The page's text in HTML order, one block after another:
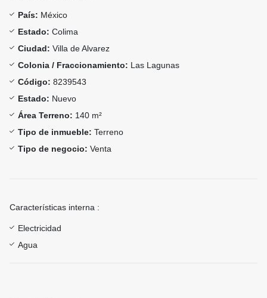
País: México
Estado: Colima
Ciudad: Villa de Alvarez
Colonia / Fraccionamiento: Las Lagunas
Código: 8239543
Estado: Nuevo
Área Terreno: 140 m²
Tipo de inmueble: Terreno
Tipo de negocio: Venta
Características interna :
Electricidad
Agua